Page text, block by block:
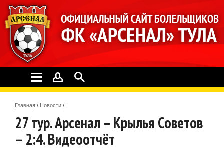
Главная / Новости /
27 тур. Арсенал – Крылья Советов
– 2:4. Видеоотчёт